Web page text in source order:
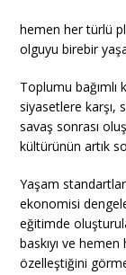
hemen her türlü
olguyu birebir
Toplumu bağımlı
siyasetlere karşı,
savaş sonrası
kültürünün artık
Yaşam
ekonomisi
eğitimde
baskıyı ve
özelleştiğini